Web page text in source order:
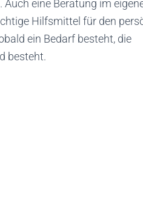
eine Beratung im
Hilfsmittel für den
ein Bedarf besteht, die
besteht.